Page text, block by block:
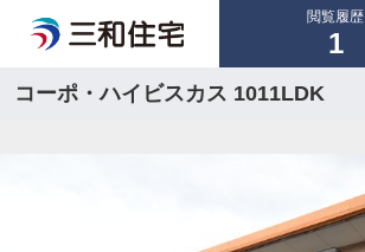
閲覧履歴
1
コーポ・ハイビスカス 1011LDK